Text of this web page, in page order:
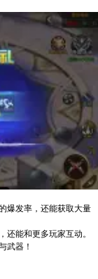
爆发率，还能获取大量
还能和更多玩家互动。
武器！